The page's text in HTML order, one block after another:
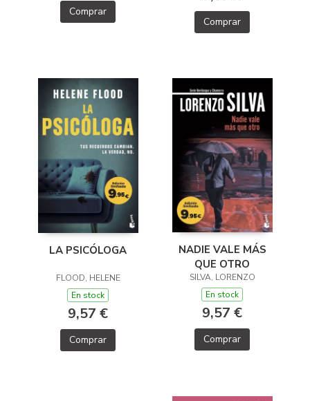
Comprar
Comprar
LA PSICÓLOGA
FLOOD, HELENE
En stock
9,57 €
Comprar
NADIE VALE MÁS
QUE OTRO
SILVA, LORENZO
En stock
9,57 €
Comprar